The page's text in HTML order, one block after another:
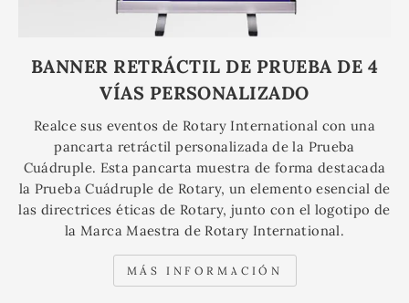
BANNER RETRÁCTIL DE PRUEBA DE 4
VÍAS PERSONALIZADO
Realce sus eventos de Rotary International con una
pancarta retráctil personalizada de la Prueba
Cuádruple. Esta pancarta muestra de forma destacada
la Prueba Cuádruple de Rotary, un elemento esencial de
las directrices éticas de Rotary, junto con el logotipo de
la Marca Maestra de Rotary International.
MÁS INFORMACIÓN